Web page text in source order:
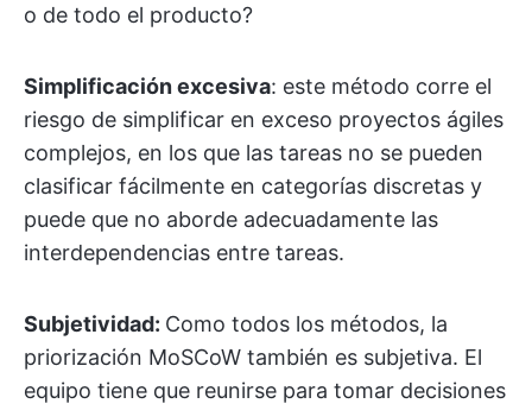
o de todo el producto?
Simplificación excesiva: este método corre el
riesgo de simplificar en exceso proyectos ágiles
complejos, en los que las tareas no se pueden
clasificar fácilmente en categorías discretas y
puede que no aborde adecuadamente las
interdependencias entre tareas.
Subjetividad: Como todos los métodos, la
priorización MoSCoW también es subjetiva. El
equipo tiene que reunirse para tomar decisiones